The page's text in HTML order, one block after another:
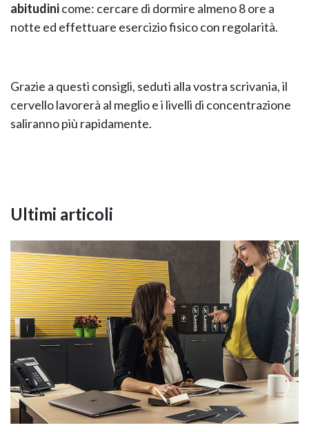
abitudinicome: cercare di dormire almeno 8 ore a
notte ed effettuare esercizio fisico con regolarità.
Grazie a questi consigli, seduti alla vostra scrivania, il
cervello lavorerà al meglio e i livelli di concentrazione
saliranno più rapidamente.
Ultimi articoli